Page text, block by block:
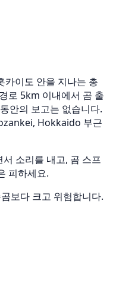
카이도 안을 지나는 총
로 5km 이내에서 곰 출
안의 보고는 없습니다.
Hokkaido 부근
소리를 내고, 곰 스프
피하세요.
보다 크고 위험합니다.